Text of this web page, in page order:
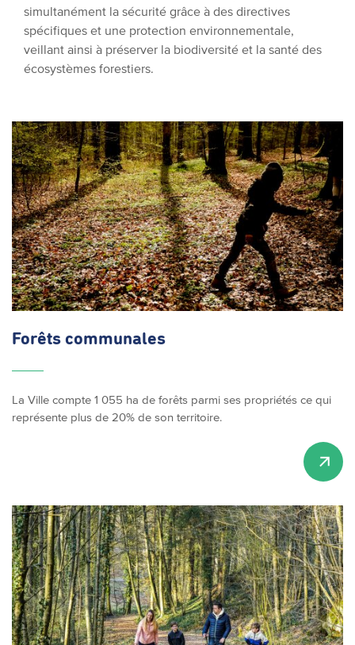
simultanément la sécurité grâce à des directives
spécifiques et une protection environnementale,
veillant ainsi à préserver la biodiversité et la santé des
écosystèmes forestiers.
Forêts communales
La Ville compte 1 055 ha de forêts parmi ses propriétés ce qui
représente plus de 20% de son territoire.